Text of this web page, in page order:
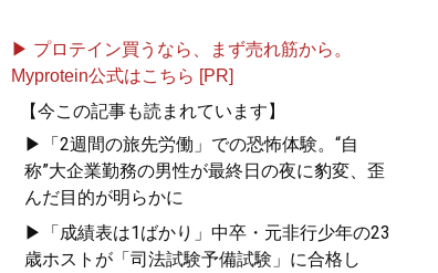
▶ プロテイン買うなら、まず売れ筋から。
Myprotein公式はこちら [PR]
【今この記事も読まれています】
▶「2週間の旅先労働」での恐怖体験。“自
称”大企業勤務の男性が最終日の夜に豹変、歪
んだ目的が明らかに
▶「成績表は1ばかり」中卒・元非行少年の23
歳ホストが「司法試験予備試験」に合格し